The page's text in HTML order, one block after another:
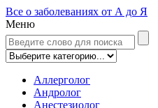
Все о заболеваниях от А до Я
Меню
Аллерголог
Андролог
Анестезиолог